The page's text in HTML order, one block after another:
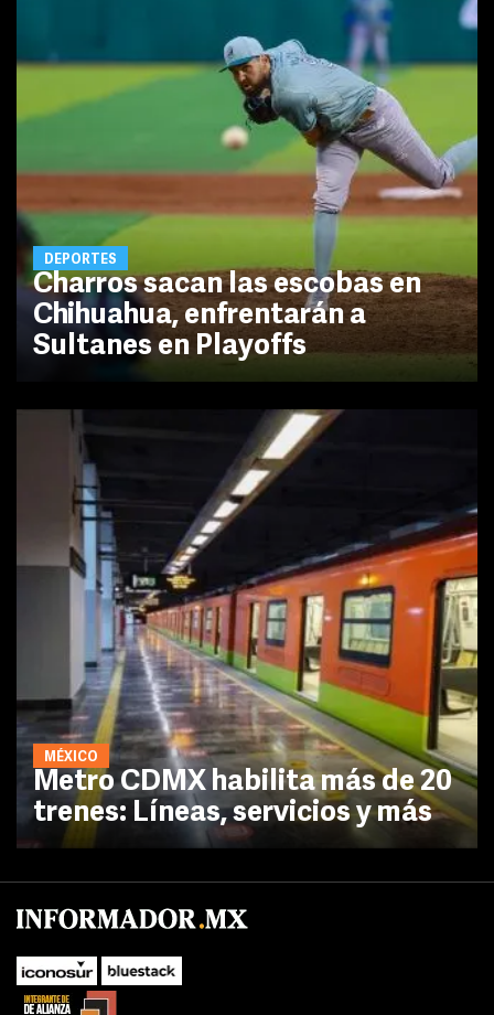
DEPORTES
Charros sacan las escobas en
Chihuahua, enfrentarán a
Sultanes en Playoffs
MÉXICO
Metro CDMX habilita más de 20
trenes: Líneas, servicios y más